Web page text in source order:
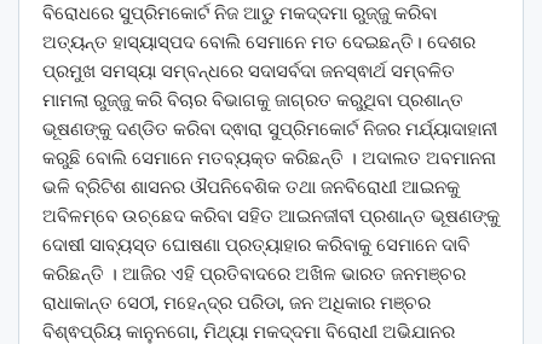
ବିରୋଧରେ ସୁପ୍ରିମକୋର୍ଟ ନିଜ ଆଡୁ ମକଦ୍ଦମା ରୁଜ୍ଜୁ କରିବା
ଅତ୍ୟନ୍ତ ହାସ୍ୟାସ୍ପଦ ବୋଲି ସେମାନେ ମତ ଦେଇଛନ୍ତି। ଦେଶର
ପ୍ରମୁଖ ସମସ୍ୟା ସମ୍ବନ୍ଧରେ ସଦାସର୍ବଦା ଜନସ୍ଵାର୍ଥ ସମ୍ବଳିତ
ମାମଲା ରୁଜ୍ଜୁ କରି ବିଚାର ବିଭାଗକୁ ଜାଗ୍ରତ କରୁଥିବା ପ୍ରଶାନ୍ତ
ଭୂଷଣଙ୍କୁ ଦଣ୍ଡିତ କରିବା ଦ୍ଵାରା ସୁପ୍ରିମକୋର୍ଟ ନିଜର ମର୍ଯ୍ୟାଦାହାନୀ
କରୁଛି ବୋଲି ସେମାନେ ମତବ୍ୟକ୍ତ କରିଛନ୍ତି । ଅଦାଲତ ଅବମାନନା
ଭଳି ବ୍ରିଟିଶ ଶାସନର ଔପନିବେଶିକ ତଥା ଜନବିରୋଧୀ ଆଇନକୁ
ଅବିଳମ୍ବେ ଉଚ୍ଛେଦ କରିବା ସହିତ ଆଇନଜୀବୀ ପ୍ରଶାନ୍ତ ଭୂଷଣଙ୍କୁ
ଦୋଷୀ ସାବ୍ୟସ୍ତ ଘୋଷଣା ପ୍ରତ୍ୟାହାର କରିବାକୁ ସେମାନେ ଦାବି
କରିଛନ୍ତି । ଆଜିର ଏହି ପ୍ରତିବାଦରେ ଅଖିଳ ଭାରତ ଜନମଞ୍ଚର
ରାଧାକାନ୍ତ ସେଠୀ, ମହେନ୍ଦ୍ର ପରିଡା, ଜନ ଅଧିକାର ମଞ୍ଚର
ବିଶ୍ଵପ୍ରିୟ କାନୁନଗୋ, ମିଥ୍ୟା ମକଦ୍ଦମା ବିରୋଧୀ ଅଭିଯାନର